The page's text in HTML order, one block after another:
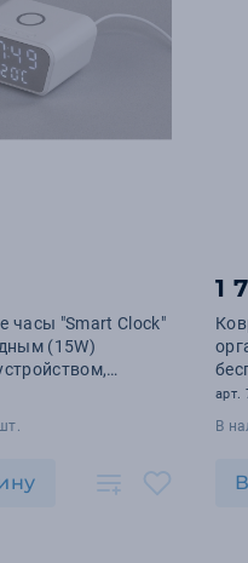
часы "Smart Clock"
(15W)
1
арт.
В